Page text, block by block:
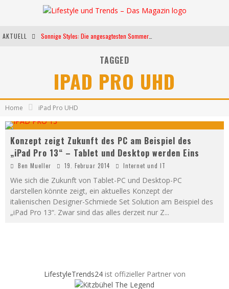
AKTUELL
Weltfrauentag - Eine Feier der Weiblichkeit
Kann unsere Ernährung das biologische Altern verlangsamen?
TAGGED
IPAD PRO UHD
Home iPad Pro UHD
Konzept zeigt Zukunft des PC am Beispiel des
„iPad Pro 13“ – Tablet und Desktop werden Eins
Ben Mueller 19. Februar 2014 Internet und IT
Wie sich die Zukunft von Tablet-PC und Desktop-PC
darstellen könnte zeigt, ein aktuelles Konzept der
italienischen Designer-Schmiede Set Solution am Beispiel des
„iPad Pro 13“. Zwar sind das alles derzeit nur Z...
LifestyleTrends24ist offizieller Partner von